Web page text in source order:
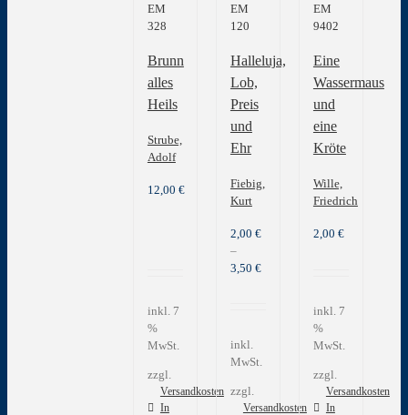
EM
328
Brunn
alles
Heils
Strube,
Adolf
12,00 €
inkl. 7
%
MwSt.
zzgl.
Versandkosten
In
EM
120
Halleluja,
Lob,
Preis
und
Ehr
Fiebig,
Kurt
2,00 €
–
3,50 €
inkl.
MwSt.
zzgl.
Versandkosten
EM
9402
Eine
Wassermaus
und
eine
Kröte
Wille,
Friedrich
2,00 €
inkl. 7
%
MwSt.
zzgl.
Versandkosten
In